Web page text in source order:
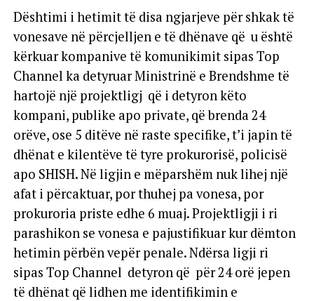
Dështimi i hetimit të disa ngjarjeve për shkak të
vonesave në përcjelljen e të dhënave që u është
kërkuar kompanive të komunikimit sipas Top
Channel ka detyruar Ministrinë e Brendshme të
hartojë një projektligj që i detyron këto
kompani, publike apo private, që brenda 24
orëve, ose 5 ditëve në raste specifike, t’i japin të
dhënat e kilentëve të tyre prokurorisë, policisë
apo SHISH. Në ligjin e mëparshëm nuk lihej një
afat i përcaktuar, por thuhej pa vonesa, por
prokuroria priste edhe 6 muaj. Projektligji i ri
parashikon se vonesa e pajustifikuar kur dëmton
hetimin përbën vepër penale. Ndërsa ligji ri
sipas Top Channel detyron që për 24 orë jepen
të dhënat që lidhen me identifikimin e